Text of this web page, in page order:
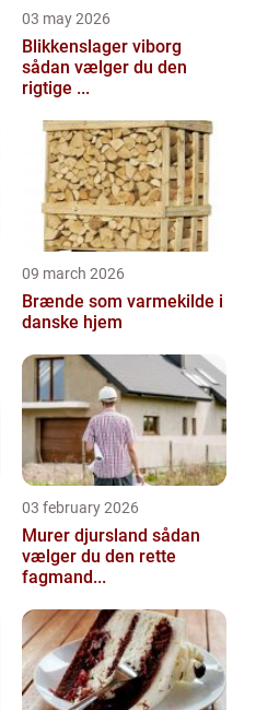
03 may 2026
Blikkenslager viborg
sådan vælger du den
rigtige ...
09 march 2026
Brænde som varmekilde i
danske hjem
03 february 2026
Murer djursland sådan
vælger du den rette
fagmand...